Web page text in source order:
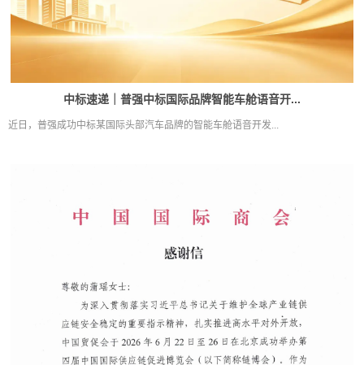
中标速递｜普强中标国际品牌智能车舱语音开...
近日，普强成功中标某国际头部汽车品牌的智能车舱语音开发...